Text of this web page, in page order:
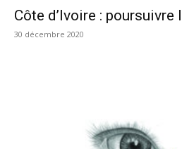
Côte d’Ivoire :
30 décembre 2020